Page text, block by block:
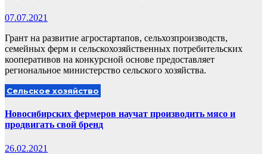
07.07.2021
Грант на развитие агростартапов, сельхозпроизводств,
семейных ферм и сельскохозяйственных потребительских
кооперативов на конкурсной основе предоставляет
региональное министерство сельского хозяйства.
Сельское хозяйство
Новосибирских фермеров научат производить мясо и
продвигать свой бренд
26.02.2021